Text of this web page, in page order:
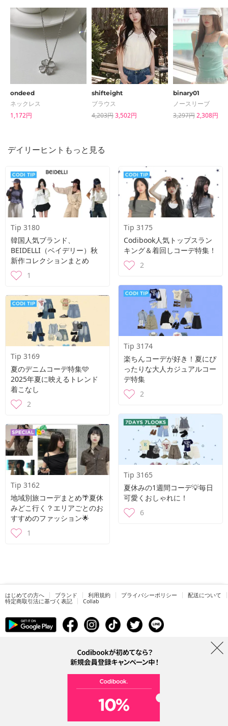
ondeed
ネックレス
1,172円
shifteight
ブラウス
4,203円3,502円
binary01
ノースリーブ
3,297円2,308円
デイリーヒントもっと見る
Tip 3180
韓国人気ブランド、
BEIDELLI（ベイデリー）秋
新作コレクションまとめ
1
Tip 3175
Codibook人気トップスラン
キング＆着回しコーデ特集！
2
Tip 3174
楽ちんコーデが好き！夏にぴ
ったりな大人カジュアルコー
デ特集
2
Tip 3169
夏のデニムコーデ特集🩵
2025年夏に映えるトレンド
着こなし
2
Tip 3165
夏休みの1週間コーデ💡毎日
可愛くおしゃれに！
6
Tip 3162
地域別旅コーデまとめ🌴夏休
みどこ行く？エリアごとのお
すすめのファッション🌟
1
はじめての方へ ブランド 利用規約 プライバシーポリシー
配送について
特定商取引法に基づく表記
Collab
電子メールアドレス：help@codibook.net
所在地：A-301, 114, Gasan digital 2-ro, Geumcheon-gu, Seoul